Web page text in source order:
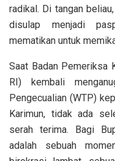
radikal. Di tangan
disulap menjadi
mematikan untuk
Saat Badan Pemeriksa
RI) kembali
Pengecualian (WTP)
Karimun, tidak ada
serah terima. Bagi
adalah sebuah